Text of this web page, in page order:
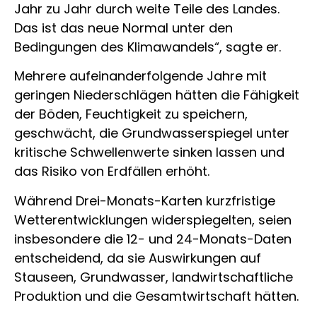
Jahr zu Jahr durch weite Teile des Landes.
Das ist das neue Normal unter den
Bedingungen des Klimawandels“, sagte er.
Mehrere aufeinanderfolgende Jahre mit
geringen Niederschlägen hätten die Fähigkeit
der Böden, Feuchtigkeit zu speichern,
geschwächt, die Grundwasserspiegel unter
kritische Schwellenwerte sinken lassen und
das Risiko von Erdfällen erhöht.
Während Drei-Monats-Karten kurzfristige
Wetterentwicklungen widerspiegelten, seien
insbesondere die 12- und 24-Monats-Daten
entscheidend, da sie Auswirkungen auf
Stauseen, Grundwasser, landwirtschaftliche
Produktion und die Gesamtwirtschaft hätten.